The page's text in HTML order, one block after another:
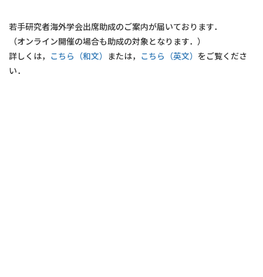
若手研究者海外学会出席助成のご案内が届いております．
（オンライン開催の場合も助成の対象となります．）
詳しくは， こちら（和文） または， こちら（英文） をご覧くださ
い．